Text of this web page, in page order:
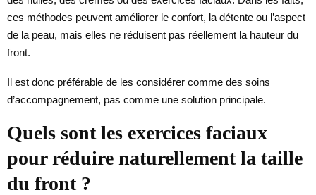
ces méthodes peuvent améliorer le confort, la détente ou l’aspect
de la peau, mais elles ne réduisent pas réellement la hauteur du
front.
Il est donc préférable de les considérer comme des soins
d’accompagnement, pas comme une solution principale.
Quels sont les exercices faciaux
pour réduire naturellement la taille
du front ?